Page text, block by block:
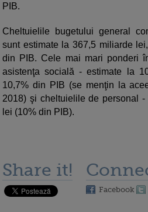
PIB.
Cheltuielile bugetului general
sunt estimate la 367,5 miliarde
din PIB. Cele mai mari ponderi
asistenţa socială - estimate la
10,7% din PIB (se menţin la
2018) şi cheltuielile de personal
lei (10% din PIB).
Share it!
Facebook